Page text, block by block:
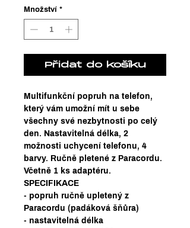
Množství *
Přidat do košíku
Multifunkční popruh na telefon,
který vám umožní mít u sebe
všechny své nezbytnosti po celý
den. Nastavitelná délka, 2
možnosti uchycení telefonu, 4
barvy. Ručně pletené z Paracordu.
Včetně 1 ks adaptéru.
SPECIFIKACE
- popruh ručně upletený z
Paracordu (padáková šňůra)
- nastavitelná délka